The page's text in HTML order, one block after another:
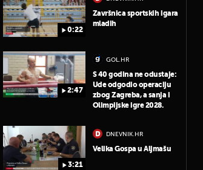
0:22
Završnica sportskih igara
mladih
2:47
GOL.HR
S 40 godina ne odustaje:
Ude odgodio operaciju
zbog Zagreba, a sanja i
Olimpijske igre 2028.
3:21
DNEVNIK.HR
Velika Gospa u Aljmašu